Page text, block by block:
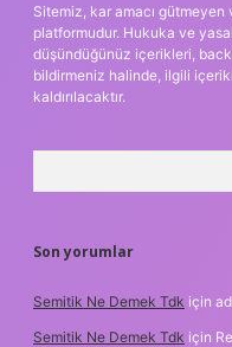
Sitemiz, kar amacı
platformudur. Hukuka ve
düşündüğünüz içerikleri,
bildirmeniz halinde, ilgili
kaldırılacaktır.
Son yorumlar
Semitik Ne Demek Tdk için
Semitik Ne Demek Tdk için